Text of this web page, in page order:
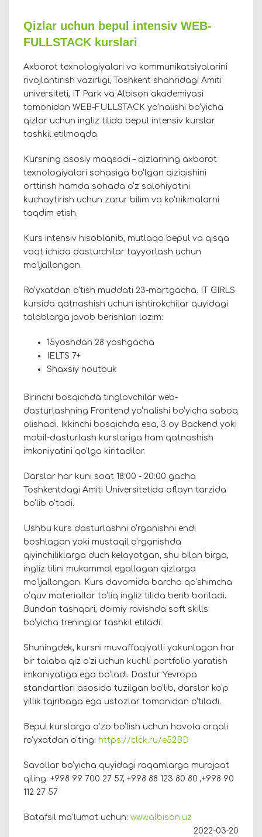
Qizlar uchun bepul intensiv WEB-
FULLSTACK kurslari
Axborot texnologiyalari va kommunikatsiyalarini
rivojlantirish vazirligi, Toshkent shahridagi Amiti
universiteti, IT Park va Albison akademiyasi
tomonidan WEB-FULLSTACK yo‘nalishi bo‘yicha
qizlar uchun ingliz tilida bepul intensiv kurslar
tashkil etilmoqda.
Kursning asosiy maqsadi – qizlarning axborot
texnologiyalari sohasiga bo‘lgan qiziqishini
orttirish hamda sohada o‘z salohiyatini
kuchaytirish uchun zarur bilim va ko‘nikmalarni
taqdim etish.
Kurs intensiv hisoblanib, mutlaqo bepul va qisqa
vaqt ichida dasturchilar tayyorlash uchun
mo‘ljallangan.
Ro‘yxatdan o‘tish muddati 23-martgacha. IT GIRLS
kursida qatnashish uchun ishtirokchilar quyidagi
talablarga javob berishlari lozim:
15yoshdan 28 yoshgacha
IELTS 7+
Shaxsiy noutbuk
Birinchi bosqichda tinglovchilar web-
dasturlashning Frontend yo‘nalishi bo‘yicha saboq
olishadi. Ikkinchi bosqichda esa, 3 oy Backend yoki
mobil-dasturlash kurslariga ham qatnashish
imkoniyatini qo‘lga kiritadilar.
Darslar har kuni soat 18:00 - 20:00 gacha
Toshkentdagi Amiti Universitetida oflayn tarzida
bo‘lib o‘tadi.
Ushbu kurs dasturlashni o‘rganishni endi
boshlagan yoki mustaqil o‘rganishda
qiyinchiliklarga duch kelayotgan, shu bilan birga,
ingliz tilini mukammal egallagan qizlarga
mo‘ljallangan. Kurs davomida barcha qo‘shimcha
o‘quv materiallar to‘liq ingliz tilida berib boriladi.
Bundan tashqari, doimiy ravishda soft skills
bo‘yicha treninglar tashkil etiladi.
Shuningdek, kursni muvaffaqiyatli yakunlagan har
bir talaba qiz o‘zi uchun kuchli portfolio yaratish
imkoniyatiga ega bo‘ladi. Dastur Yevropa
standartlari asosida tuzilgan bo‘lib, darslar ko‘p
yillik tajribaga ega ustozlar tomonidan o‘tiladi.
Bepul kurslarga a’zo bo‘lish uchun havola orqali
ro‘yxatdan o‘ting: https://clck.ru/e52BD
Savollar bo‘yicha quyidagi raqamlarga murojaat
qiling: +998 99 700 27 57, +998 88 123 80 80 ,+998 90
112 27 57
Batafsil ma’lumot uchun: www.albison.uz
2022-03-20